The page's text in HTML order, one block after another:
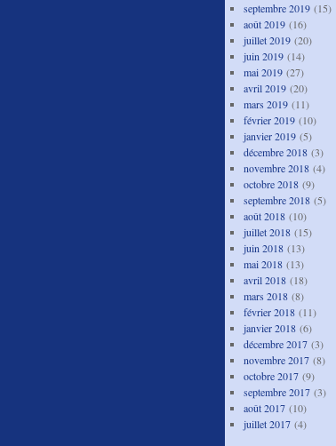
septembre 2019(15)
août 2019(16)
juillet 2019(20)
juin 2019(14)
mai 2019(27)
avril 2019(20)
mars 2019(11)
février 2019(10)
janvier 2019(5)
décembre 2018(3)
novembre 2018(4)
octobre 2018(9)
septembre 2018(5)
août 2018(10)
juillet 2018(15)
juin 2018(13)
mai 2018(13)
avril 2018(18)
mars 2018(8)
février 2018(11)
janvier 2018(6)
décembre 2017(3)
novembre 2017(8)
octobre 2017(9)
septembre 2017(3)
août 2017(10)
juillet 2017(4)